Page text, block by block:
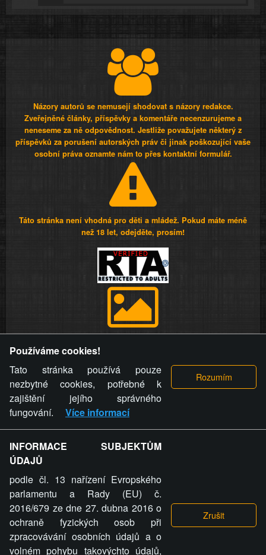
Názory autorů se nemusejí shodovat s názory redakce.
Zveřejněné články, příspěvky a komentáře necenzurujeme a
neneseme za ně odpovědnost. Jestliže považujete některý z
příspěvků za porušení autorských práv či jinak poškozující vaše
osobní práva oznamte nám to přes kontaktní formulář.
Táto stránka není vhodná pro děti a mládež. Pokud máte méně
než 18 let, odejděte, prosím!
videa a komentáře. Osoba, které se toto opatření provozovatele
stránky týče, ani osoba, která umístila fotografii nebo video na
stránku, nemůže z důvodu odstranění fotografie, videa nebo
komentáře pro výše uvedenou okolnost uplatnit vůči
provozovateli stránky žádný nárok na náhradu škody nebo
nemajetkové újmy.
ZVRÁCENÝ.CZ - Svět není zvrácenej. To jen
ty lidi...
ZVRÁCENÝ.CZ
Používáme cookies!
Tato stránka používá pouze
nezbytné cookies, potřebné k
zajištění jejího správného
fungování.
Více informací
INFORMACE SUBJEKTŮM
ÚDAJŮ
podle čl. 13 nařízení Evropského
parlamentu a Rady (EU) č.
2016/679 ze dne 27. dubna 2016 o
ochraně fyzických osob při
zpracovávání osobních údajů a o
volném pohybu takovýchto údajů,